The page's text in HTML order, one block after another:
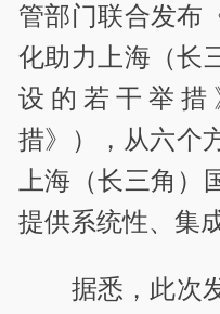
管部门联合发布
化助力上海（长
设的若干举措
措》），从六个
上海（长三角）
提供系统性、集
据悉，此次